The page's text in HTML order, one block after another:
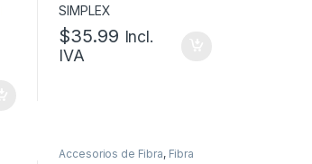
$35.99 Incl.
IVA
Accesorios de Fibra, Fibra